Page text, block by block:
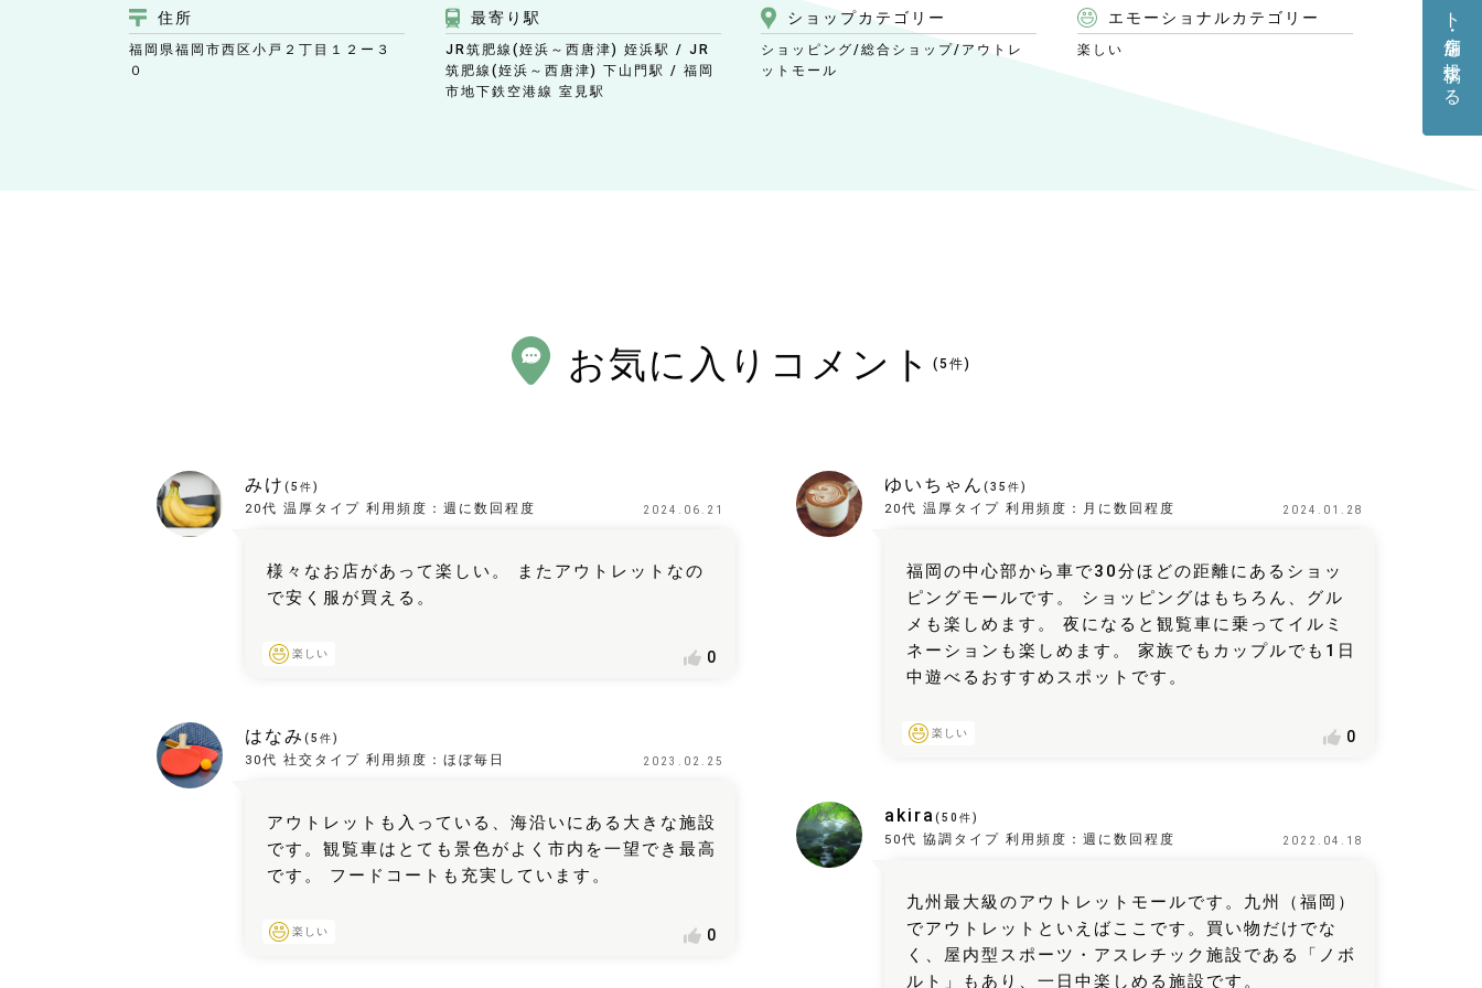
住所
福岡県福岡市西区小戸２丁目１２ー３
０
最寄り駅
JR筑肥線(姪浜～西唐津) 姪浜駅 / JR
筑肥線(姪浜～西唐津) 下山門駅 / 福岡
市地下鉄空港線 室見駅
ショップカテゴリー
ショッピング/総合ショップ/アウトレ
ットモール
エモーショナルカテゴリー
楽しい
お気に入りコメント (5 件)
みけ (5 件)
20代 温厚タイプ 利用頻度： 週に数回程度 2024.06.21
様々なお店があって楽しい。 またアウトレットなの
で安く服が買える。
楽しい 0
はなみ (5 件)
30代 社交タイプ 利用頻度： ほぼ毎日 2023.02.25
アウトレットも入っている、海沿いにある大きな施設
です。観覧車はとても景色がよく市内を一望でき最高
です。 フードコートも充実しています。
楽しい 0
ゆいちゃん (35 件)
20代 温厚タイプ 利用頻度： 月に数回程度 2024.01.28
福岡の中心部から車で30分ほどの距離にあるショッ
ピングモールです。 ショッピングはもちろん、グル
メも楽しめます。 夜になると観覧車に乗ってイルミ
ネーションも楽しめます。 家族でもカップルでも1日
中遊べるおすすめスポットです。
楽しい 0
akira (50 件)
50代 協調タイプ 利用頻度： 週に数回程度 2022.04.18
九州最大級のアウトレットモールです。九州（福岡）
でアウトレットといえばここです。買い物だけでな
く、屋内型スポーツ・アスレチック施設である「ノボ
ルト」もあり、一日中楽しめる施設です。